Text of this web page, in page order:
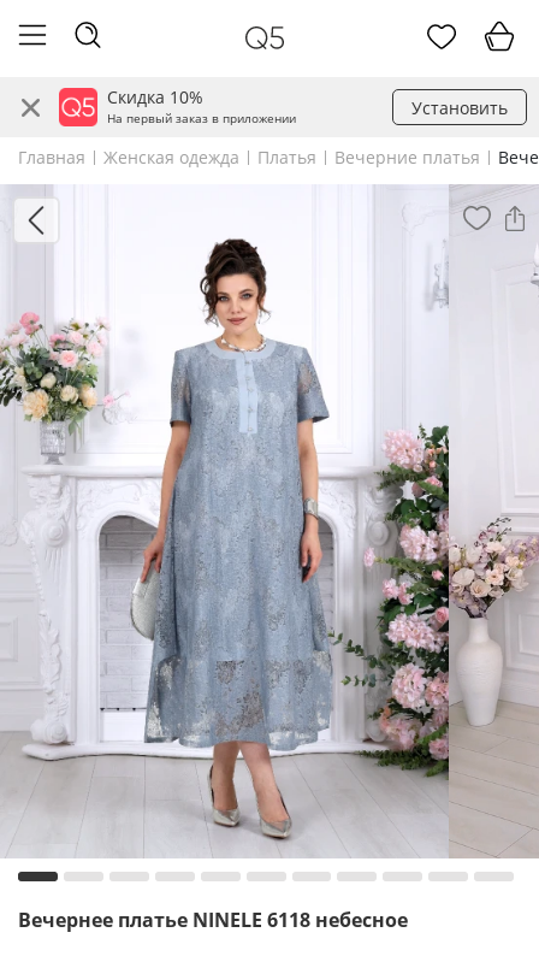
Скидка 10%
На первый заказ в приложении Установить
Главная Женская одежда Платья Вечерние платья
Вечернее платье NINELE 6118 небесное